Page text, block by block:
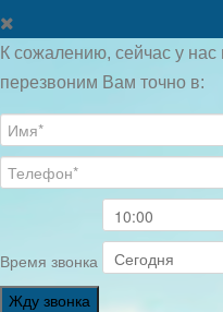
К сожалению, сейчас у
перезвоним Вам точно в:
Время звонка
Жду звонка